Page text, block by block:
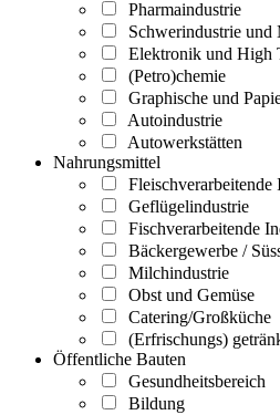
Pharmaindustrie
Schwerindustrie und
Elektronik und High
(Petro)chemie
Graphische und
Autoindustrie
Autowerkstätten
Nahrungsmittel
Fleischverarbeitende
Geflügelindustrie
Fischverarbeitende
Bäckergewerbe /
Milchindustrie
Obst und Gemüse
Catering/Großküche
(Erfrischungs)
Öffentliche Bauten
Gesundheitsbereich
Bildung